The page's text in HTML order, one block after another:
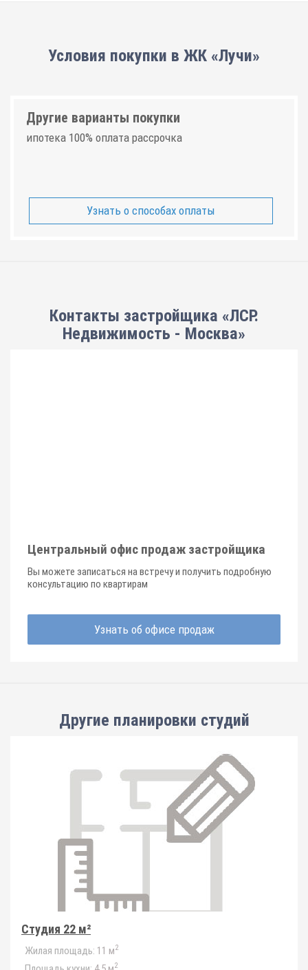
Условия покупки в ЖК «Лучи»
Другие варианты покупки
ипотека 100% оплата рассрочка
Узнать о способах оплаты
Контакты застройщика «ЛСР.
Недвижимость - Москва»
Центральный офис продаж застройщика
Вы можете записаться на встречу и получить подробную
консультацию по квартирам
Узнать об офисе продаж
Другие планировки студий
Студия 22 м²
Жилая площадь: 11 м2
2